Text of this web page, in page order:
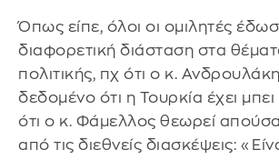
Όπως είπε, όλοι οι ομιλητές
διαφορετική διάσταση στα
πολιτικής, πχ ότι ο κ.
δεδομένο ότι η Τουρκία έχει
ότι ο κ. Φάμελλος θεωρεί
από τις διεθνείς διασκέψεις: